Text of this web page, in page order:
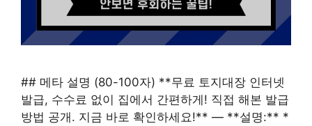
## 메타 설명 (80-100자) **무료 토지대장 인터넷
발급, 수수료 없이 집에서 간편하게! 직접 해본 발급
방법 공개. 지금 바로 확인하세요!** — **설명:** *